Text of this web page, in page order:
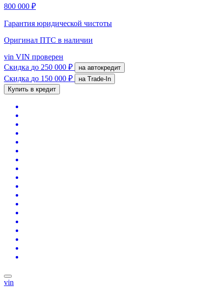
800 000 ₽
Гарантия юридической чистоты
Оригинал ПТС в наличии
vin VIN проверен
Скидка до 250 000 ₽ на автокредит
Скидка до 150 000 ₽
на Trade-In
Купить в кредит
vin